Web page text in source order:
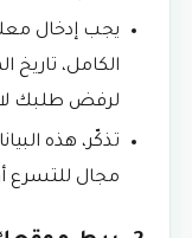
يجب إدخال
الكامل، تاريخ
لرفض طلبك
تذكّر، هذه
مجال للتسرع